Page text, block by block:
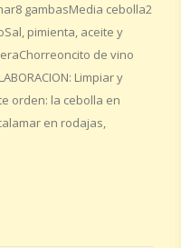
gambasMedia cebolla2
pimienta, aceite y
de vino
Limpiar y
orden: la cebolla en
en rodajas,